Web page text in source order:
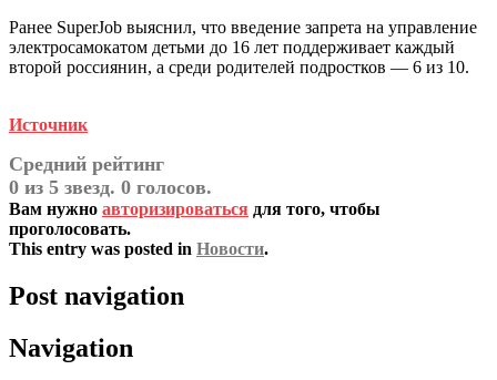
Ранее SuperJob выяснил, что введение запрета на управление
электросамокатом детьми до 16 лет поддерживает каждый
второй россиянин, а среди родителей подростков — 6 из 10.
Источник
Средний рейтинг
0 из 5 звезд. 0 голосов.
Вам нужно авторизироваться для того, чтобы
проголосовать.
This entry was posted in Новости.
Post navigation
Navigation